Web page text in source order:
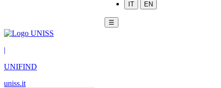
IT EN
☰
|
UNIFIND
uniss.it